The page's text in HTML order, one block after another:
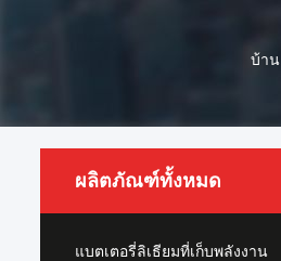
บ้าน
ผลิตภัณฑ์ทั้งหมด
แบตเตอรี่ลิเธียมที่เก็บพลังงาน